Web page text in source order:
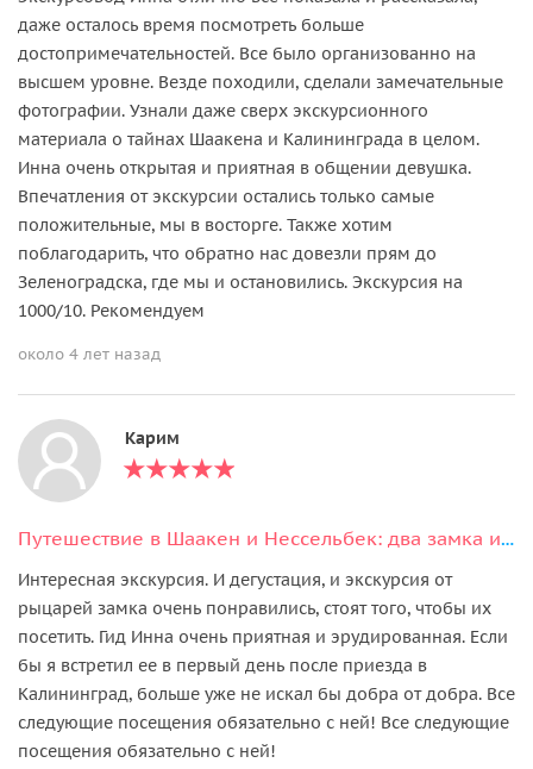
даже осталось время посмотреть больше
достопримечательностей. Все было организованно на
высшем уровне. Везде походили, сделали замечательные
фотографии. Узнали даже сверх экскурсионного
материала о тайнах Шаакена и Калининграда в целом.
Инна очень открытая и приятная в общении девушка.
Впечатления от экскурсии остались только самые
положительные, мы в восторге. Также хотим
поблагодарить, что обратно нас довезли прям до
Зеленоградска, где мы и остановились. Экскурсия на
1000/10. Рекомендуем
около 4 лет назад
Карим
Путешествие в Шаакен и Нессельбек: два замка и сыроварня
Интересная экскурсия. И дегустация, и экскурсия от
рыцарей замка очень понравились, стоят того, чтобы их
посетить. Гид Инна очень приятная и эрудированная. Если
бы я встретил ее в первый день после приезда в
Калининград, больше уже не искал бы добра от добра. Все
следующие посещения обязательно с ней! Все следующие
посещения обязательно с ней!